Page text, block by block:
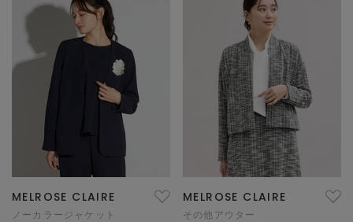
MELROSE CLAIRE
ノーカラージャケット
MELROSE CLAIRE
その他アウター